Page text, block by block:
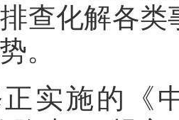
查化解各
。
实施的《